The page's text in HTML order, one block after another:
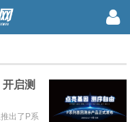
启测
出了P系